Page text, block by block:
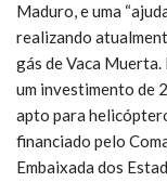
Maduro, e uma
realizando
gás de Vaca Muerta.
um investimento de
apto para
financiado pelo
Embaixada dos